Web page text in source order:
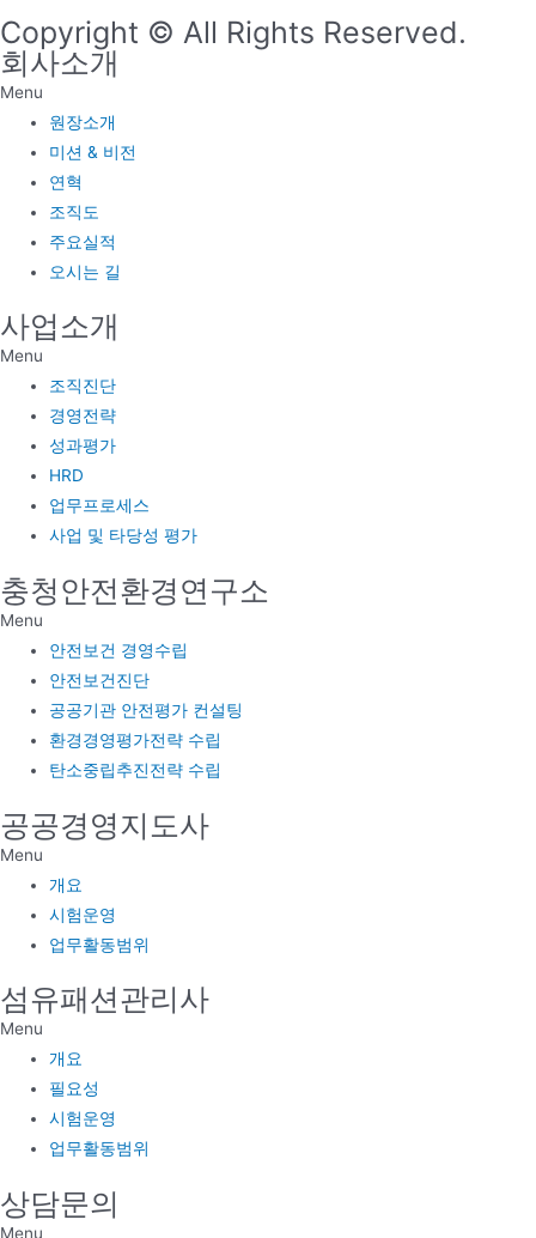
Copyright © All Rights Reserved.
회사소개
Menu
원장소개
미션 & 비전
연혁
조직도
주요실적
오시는 길
사업소개
Menu
조직진단
경영전략
성과평가
HRD
업무프로세스
사업 및 타당성 평가
충청안전환경연구소
Menu
안전보건 경영수립
안전보건진단
공공기관 안전평가 컨설팅
환경경영평가전략 수립
탄소중립추진전략 수립
공공경영지도사
Menu
개요
시험운영
업무활동범위
섬유패션관리사
Menu
개요
필요성
시험운영
업무활동범위
상담문의
Menu